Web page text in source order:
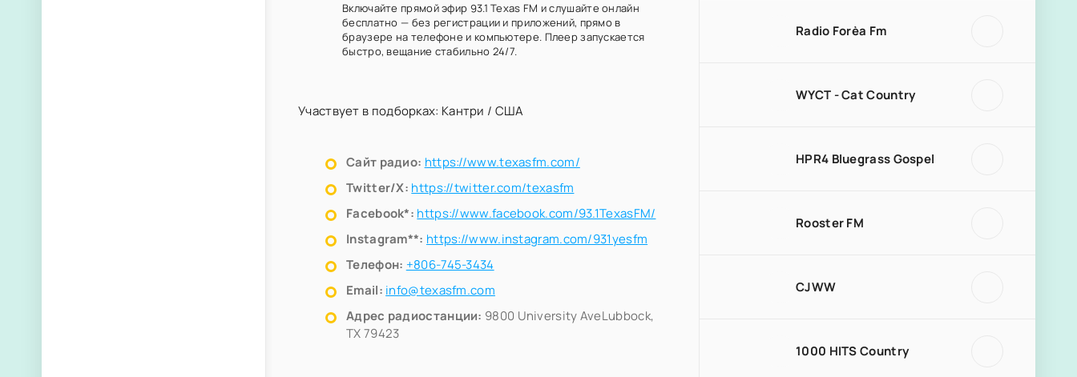
Включайте прямой эфир 93.1 Texas FM и слушайте онлайн
бесплатно — без регистрации и приложений, прямо в
браузере на телефоне и компьютере. Плеер запускается
быстро, вещание стабильно 24/7.
Участвует в подборках: Кантри / США
Сайт радио: https://www.texasfm.com/
Twitter/X: https://twitter.com/texasfm
Facebook*: https://www.facebook.com/93.1TexasFM/
Instagram**: https://www.instagram.com/931yesfm
Телефон: +806-745-3434
Email: info@texasfm.com
Адрес радиостанции: 9800 University AveLubbock,
TX 79423
Radio Forèa Fm
WYCT - Cat Country
HPR4 Bluegrass Gospel
Rooster FM
CJWW
1000 HITS Country